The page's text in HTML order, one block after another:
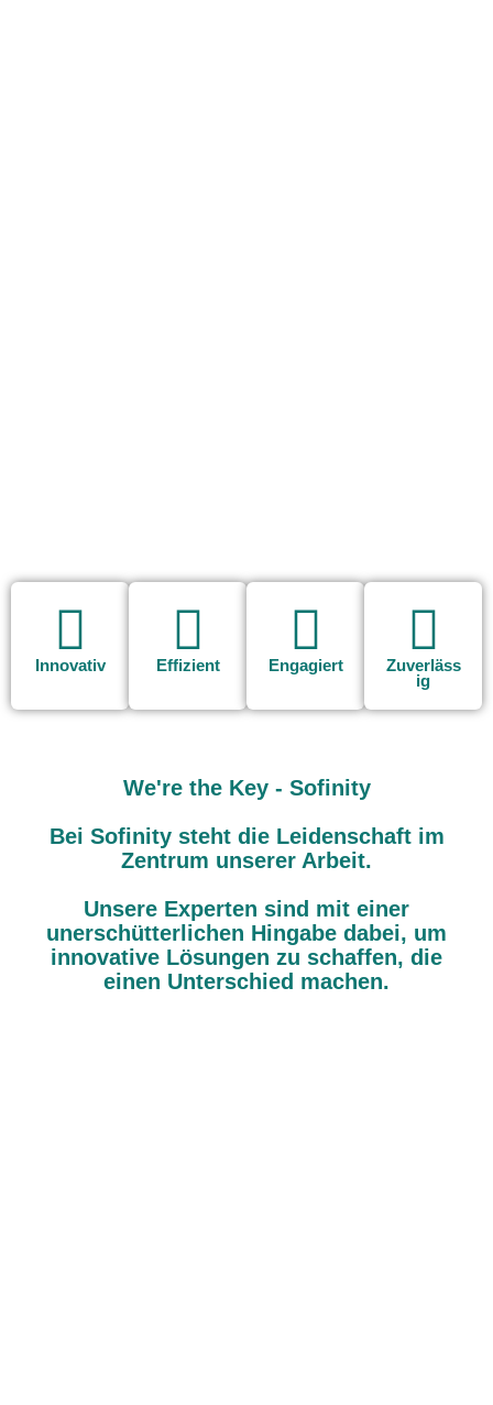
Innovativ Effizient Engagiert
Zuverläss
ig
We're the Key - Sofinity
Bei Sofinity steht die Leidenschaft im
Zentrum unserer Arbeit.
Unsere Experten sind mit einer
unerschütterlichen Hingabe dabei, um
innovative Lösungen zu schaffen, die
einen Unterschied machen.